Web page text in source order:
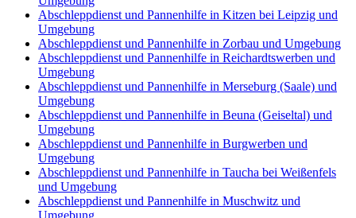
Abschleppdienst und Pannenhilfe in Kitzen bei Leipzig und
Umgebung
Abschleppdienst und Pannenhilfe in Zorbau und Umgebung
Abschleppdienst und Pannenhilfe in Reichardtswerben und
Umgebung
Abschleppdienst und Pannenhilfe in Merseburg (Saale) und
Umgebung
Abschleppdienst und Pannenhilfe in Beuna (Geiseltal) und
Umgebung
Abschleppdienst und Pannenhilfe in Burgwerben und
Umgebung
Abschleppdienst und Pannenhilfe in Taucha bei Weißenfels
und Umgebung
Abschleppdienst und Pannenhilfe in Muschwitz und
Umgebung